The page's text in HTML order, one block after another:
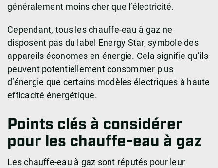
généralement moins cher que l’électricité.
Cependant, tous les chauffe-eau à gaz ne
disposent pas du label Energy Star, symbole des
appareils économes en énergie. Cela signifie qu’ils
peuvent potentiellement consommer plus
d’énergie que certains modèles électriques à haute
efficacité énergétique.
Points clés à considérer
pour les chauffe-eau à gaz
Les chauffe-eau à gaz sont réputés pour leur